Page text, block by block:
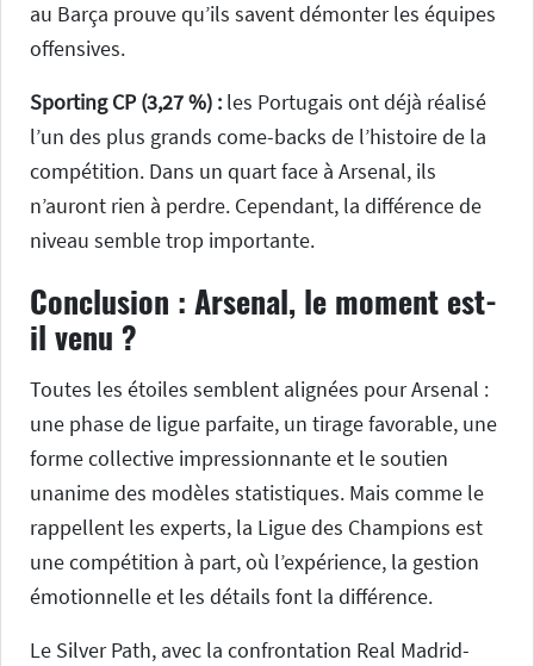
au Barça prouve qu’ils savent démonter les équipes
offensives.
Sporting CP (3,27 %) : les Portugais ont déjà réalisé
l’un des plus grands come-backs de l’histoire de la
compétition. Dans un quart face à Arsenal, ils
n’auront rien à perdre. Cependant, la différence de
niveau semble trop importante.
Conclusion : Arsenal, le moment est-
il venu ?
Toutes les étoiles semblent alignées pour Arsenal :
une phase de ligue parfaite, un tirage favorable, une
forme collective impressionnante et le soutien
unanime des modèles statistiques. Mais comme le
rappellent les experts, la Ligue des Champions est
une compétition à part, où l’expérience, la gestion
émotionnelle et les détails font la différence.
Le Silver Path, avec la confrontation Real Madrid-